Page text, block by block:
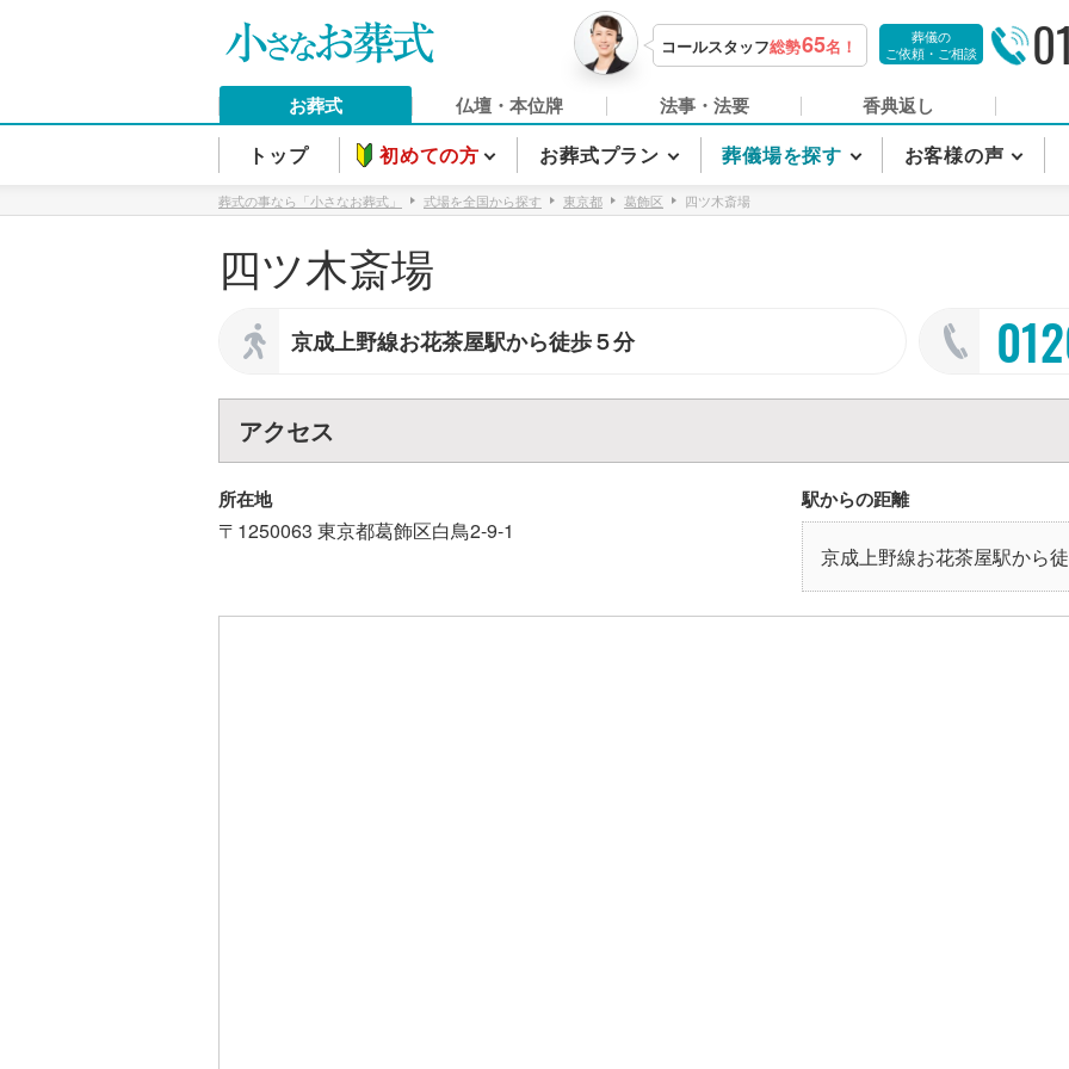
コールスタッフ総勢65名！
葬儀の
ご依頼・ご相談
お葬式 仏壇・本位牌 法事・法要 香典返し
トップ 初めての方 お葬式プラン 葬儀場を探す お客様の声
葬式の事なら「小さなお葬式」 式場を全国から探す 東京都 葛飾区 四ツ木斎場
四ツ木斎場
京成上野線お花茶屋駅から徒歩５分
アクセス
所在地
〒1250063 東京都葛飾区白鳥2-9-1
駅からの距離
京成上野線お花茶屋駅から